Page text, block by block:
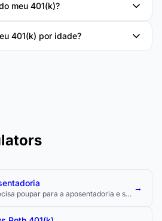
meu 401(k)?
401(k) por idade?
poupar para a aposentadoria e se
→